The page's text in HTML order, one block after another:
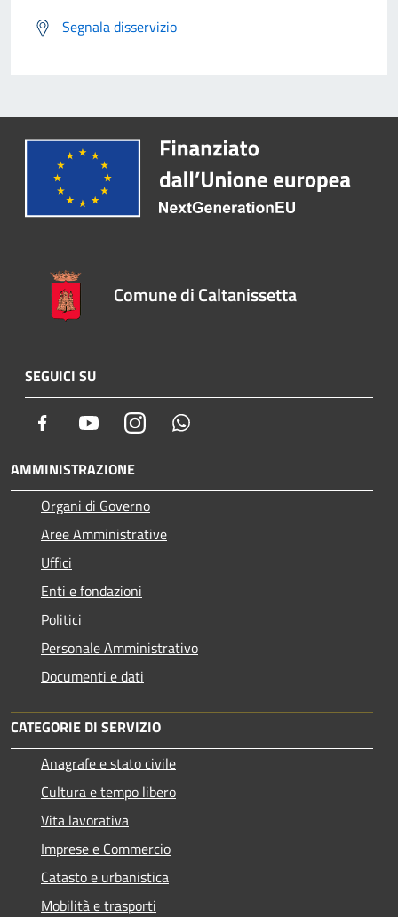
Segnala disservizio
Comune di Caltanissetta
SEGUICI SU
Facebook YoutubeInstagram
AMMINISTRAZIONE
Organi di Governo
Aree Amministrative
Uffici
Enti e fondazioni
Politici
Personale Amministrativo
Documenti e dati
CATEGORIE DI SERVIZIO
Anagrafe e stato civile
Cultura e tempo libero
Vita lavorativa
Imprese e Commercio
Catasto e urbanistica
Mobilità e trasporti